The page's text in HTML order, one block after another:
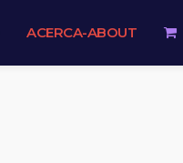
ACERCA-ABOUT